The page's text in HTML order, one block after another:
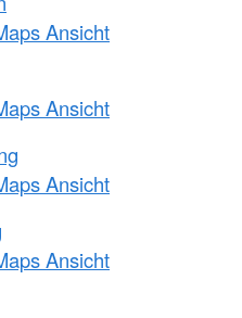
Ansicht
Ansicht
Ansicht
Ansicht